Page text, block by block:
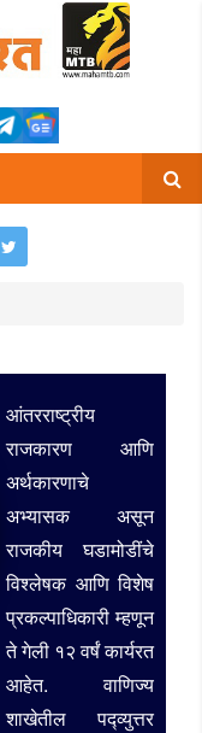
आंतरराष्ट्रीय
राजकारण आणि
अर्थकारणाचे
अभ्यासक असून
राजकीय घडामोडींचे
विश्लेषक आणि विशेष
प्रकल्पाधिकारी म्हणून
ते गेली १२ वर्षं कार्यरत
आहेत. वाणिज्य
शाखेतील पद्व्युत्तर